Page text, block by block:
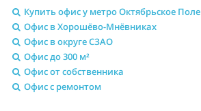
Купить офис у метро Октябрьское Поле
Офис в Хорошёво-Мнёвниках
Офис в округе СЗАО
Офис до 300 м²
Офис от собственника
Офис с ремонтом